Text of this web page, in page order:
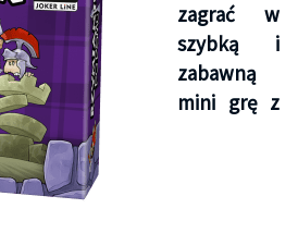
zagrać w
szybką i
zabawną
mini grę z